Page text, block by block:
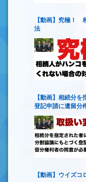
【動画】究極！
法
【動画】相続分
登記申請に遺留分
【動画】ウイズ